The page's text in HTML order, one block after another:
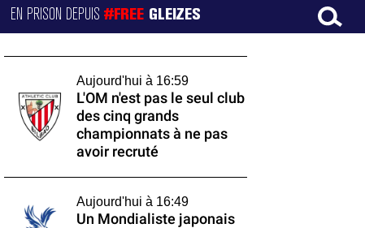
EN PRISON DEPUIS#FREE GLEIZES
Aujourd'hui à 16:59
L'OM n'est pas le seul club
des cinq grands
championnats à ne pas
avoir recruté
Aujourd'hui à 16:49
Un Mondialiste japonais